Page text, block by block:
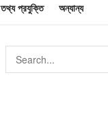
তথ্য প্রযুক্তি অন্যান্য